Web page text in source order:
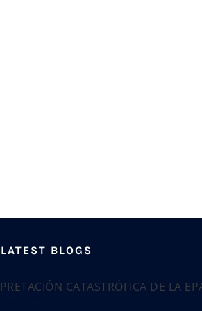
LATEST BLOGS
CATASTRÓFICA DE LA